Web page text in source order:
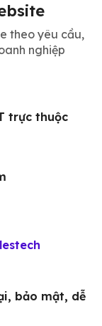
theo yêu cầu,
nghiệp
trực thuộc
bảo mật, dễ